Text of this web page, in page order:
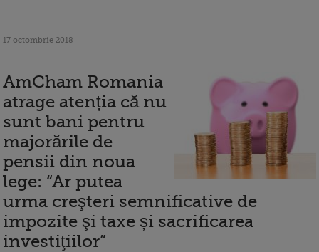
17 octombrie 2018
AmCham Romania
atrage atenția că nu
sunt bani pentru
majorările de
pensii din noua
lege: “Ar putea
urma creşteri semnificative de
impozite şi taxe și sacrificarea
investiţiilor”